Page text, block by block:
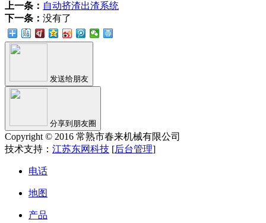
上一条： 自动挤渣出渣系统
下一条： 没有了
发送给朋友
分享到朋友圈
Copyright © 2016 常熟市春来机械有限公司
技术支持： 江苏东网科技 [后台管理]
电话
地图
产品